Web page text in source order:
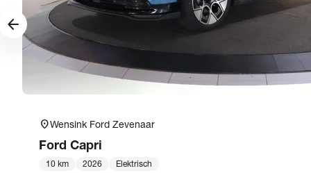
location_onWensink Ford Zevenaar
Ford Capri
10 km 2026 Elektrisch
arrow_forward